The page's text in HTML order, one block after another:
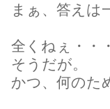
まぁ、答えは
全くねぇ・・
そうだが。
かつ、何のた